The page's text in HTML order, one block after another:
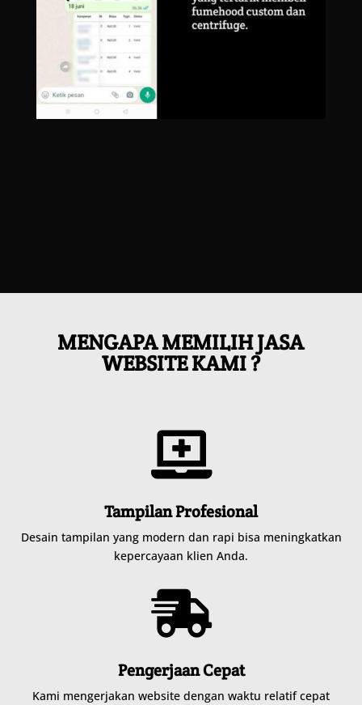
MENGAPA MEMILIH JASA
WEBSITE KAMI ?

Tampilan Profesional
Desain tampilan yang modern dan rapi bisa meningkatkan
kepercayaan klien Anda.

Pengerjaan Cepat
Kami mengerjakan website dengan waktu relatif cepat